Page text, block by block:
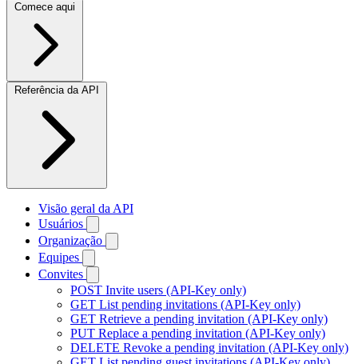
Comece aqui
Referência da API
Visão geral da API
Usuários
Organização
Equipes
Convites
POST Invite users (API-Key only)
GET List pending invitations (API-Key only)
GET Retrieve a pending invitation (API-Key only)
PUT Replace a pending invitation (API-Key only)
DELETE Revoke a pending invitation (API-Key only)